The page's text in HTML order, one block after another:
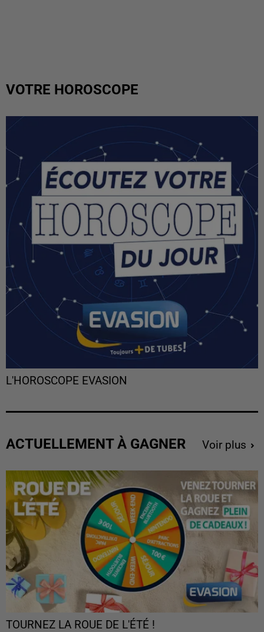
VOTRE HOROSCOPE
L'HOROSCOPE EVASION
ACTUELLEMENT À GAGNER Voir plus
TOURNEZ LA ROUE DE L'ÉTÉ !